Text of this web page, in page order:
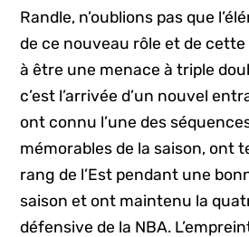
Randle, n’oublions pas que
de ce nouveau rôle et de
à être une menace à triple
c’est l’arrivée d’un nouvel
ont connu l’une des
mémorables de la saison, ont
rang de l’Est pendant une
saison et ont maintenu la
défensive de la NBA.